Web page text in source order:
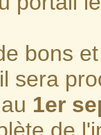
bons
sera
1er